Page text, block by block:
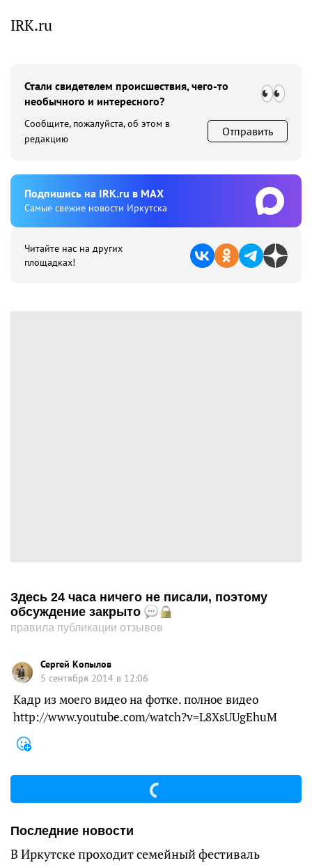
IRK.ru
Стали свидетелем происшествия, чего-то
необычного и интересного?
Сообщите, пожалуйста, об этом в
редакцию
Отправить
Подпишиcь на IRK.ru в MAX
Cамые свежие новости Иркутска
Читайте нас на других
площадках!
Здесь 24 часа ничего не писали, поэтому
обсуждение закрыто
правила публикации отзывов
Сергей Копылов
5 сентября 2014 в 12:06
Кадр из моего видео на фотке. полное видео
http://www.youtube.com/watch?v=L8XsUUgEhuM
Последние новости
В Иркутске проходит семейный фестиваль